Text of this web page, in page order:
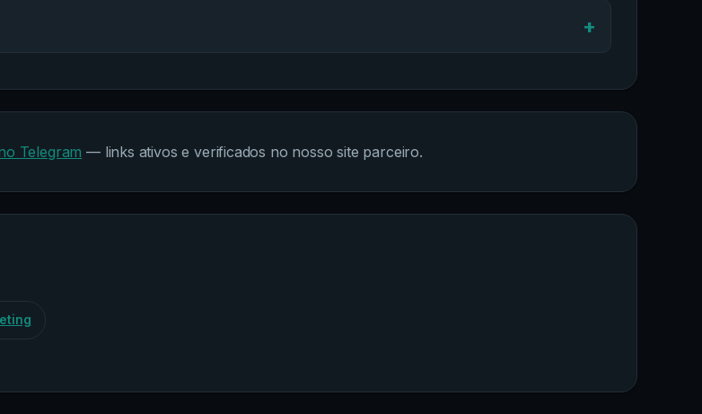
Telegram — links ativos e verificados no nosso site parceiro.